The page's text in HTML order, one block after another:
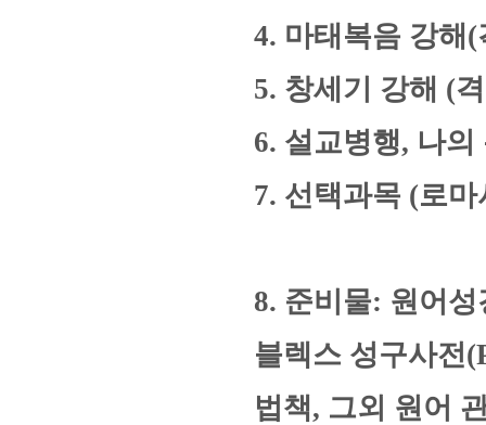
4. 마태복음 강해
5. 창세기 강해 (
6. 설교병행, 나
7. 선택과목 (로
8. 준비물: 원어
블렉스 성구사전
법책, 그외 원어